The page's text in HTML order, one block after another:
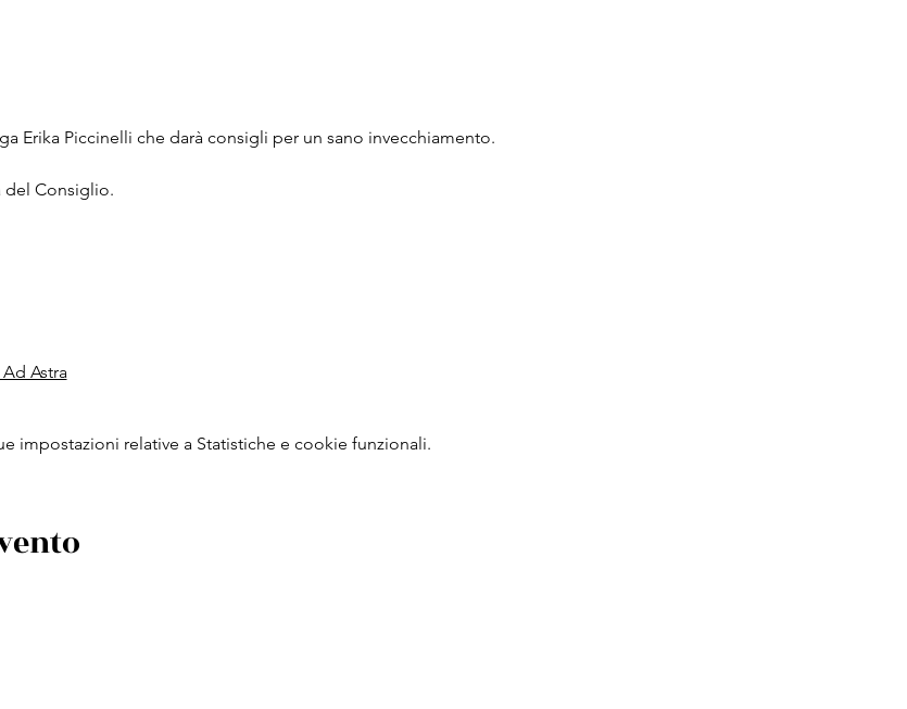
Erika Piccinelli che darà consigli per un sano invecchiamento.
del Consiglio.
Astra
impostazioni relative a Statistiche e cookie funzionali.